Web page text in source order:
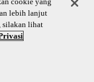
lebih lanjut
silakan lihat